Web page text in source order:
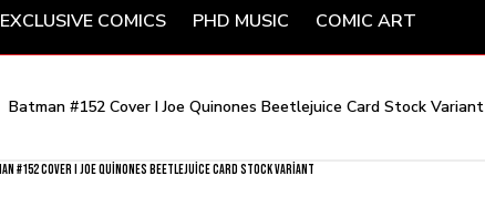
EXCLUSIVE COMICS PHD MUSIC COMIC ART
Batman #152 Cover I Joe Quinones Beetlejuice Card Stock Variant